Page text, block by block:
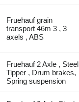
Fruehauf grain
transport 46m 3 , 3
axels , ABS
Fruehauf 2 Axle , Steel
Tipper , Drum brakes,
Spring suspension